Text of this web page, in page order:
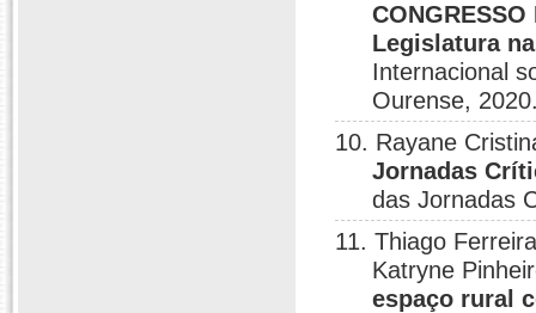
Legislatura
Internacional
Ourense,
10. Rayane
Jornadas
das Jornadas
11. Thiago
Katryne
espaço rural